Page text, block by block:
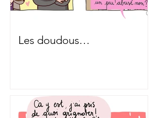
Les doudous…